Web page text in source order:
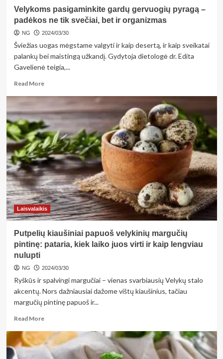
Velykoms pasigaminkite gardų gervuogių pyragą –
padėkos ne tik svečiai, bet ir organizmas
NG 2024/03/30
Šviežias uogas mėgstame valgyti ir kaip desertą, ir kaip sveikatai
palankų bei maistingą užkandį. Gydytoja dietologė dr. Edita
Gavelienė teigia,...
Read MoreRead
Velykoms
pasigaminkite
gardų
gervuogių
pyragą
–
padėkos
ne
tik
svečiai,
bet
ir
Laisvalaikis
Putpelių kiaušiniai papuoš velykinių margučių
pintinę: pataria, kiek laiko juos virti ir kaip lengviau
nulupti
NG 2024/03/30
Ryškūs ir spalvingi margučiai – vienas svarbiausių Velykų stalo
akcentų. Nors dažniausiai dažome vištų kiaušinius, tačiau
margučių pintinę papuoš ir...
Read MoreRead
about
Putpelių
kiaušiniai